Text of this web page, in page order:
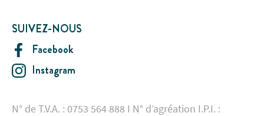
SUIVEZ-NOUS
Facebook
Instagram
N° de T.V.A. : 0753 564 888 I N° d’agréation I.P.I. :